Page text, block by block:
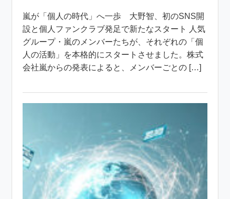
嵐が「個人の時代」へ一歩 大野智、初のSNS開
設と個人ファンクラブ発足で新たなスタート 人気
グループ・嵐のメンバーたちが、それぞれの「個
人の活動」を本格的にスタートさせました。株式
会社嵐からの発表によると、メンバーごとの […]